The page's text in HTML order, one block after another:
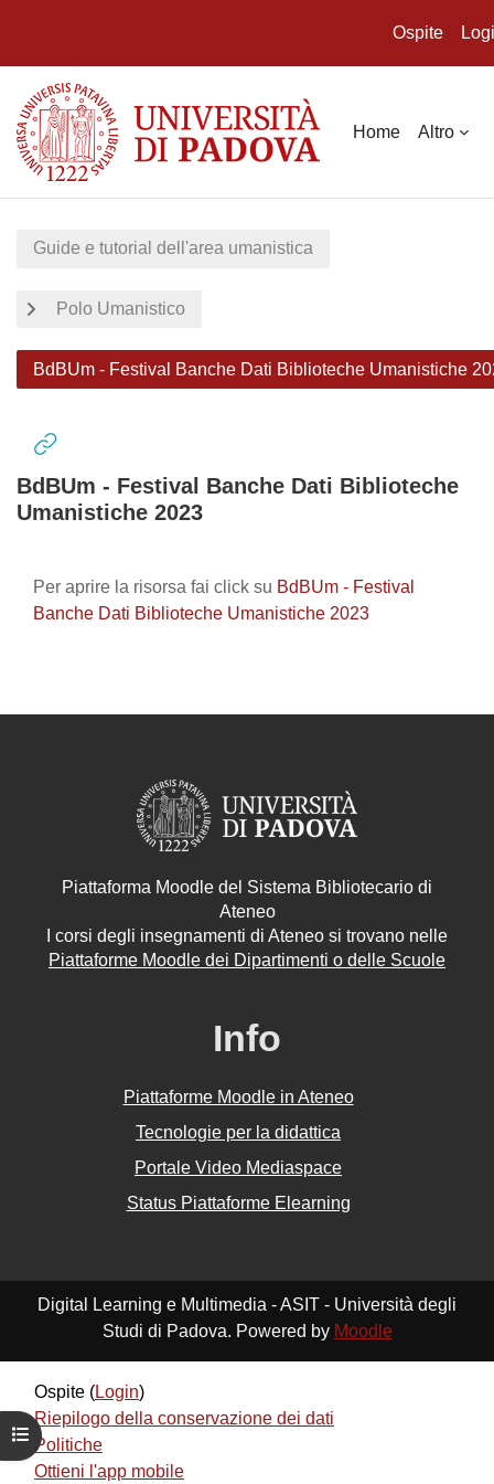
Ospite
Home Altro
Apri indice del corso
Guide e tutorial dell'area umanistica
Polo Umanistico
BdBUm - Festival Banche Dati Biblioteche Umanistiche
BdBUm - Festival Banche Dati Biblioteche
Umanistiche 2023
Per aprire la risorsa fai click su BdBUm - Festival
Banche Dati Biblioteche Umanistiche 2023
Piattaforma Moodle del Sistema Bibliotecario di
Ateneo
I corsi degli insegnamenti di Ateneo si trovano nelle
Piattaforme Moodle dei Dipartimenti o delle Scuole
Info
Piattaforme Moodle in Ateneo
Tecnologie per la didattica
Portale Video Mediaspace
Status Piattaforme Elearning
Digital Learning e Multimedia - ASIT - Università degli
Studi di Padova. Powered by Moodle
Ospite (Login)
Riepilogo della conservazione dei dati
Politiche
Ottieni l'app mobile